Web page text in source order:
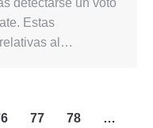
detectarse un voto
Estas
al…
77 78 …